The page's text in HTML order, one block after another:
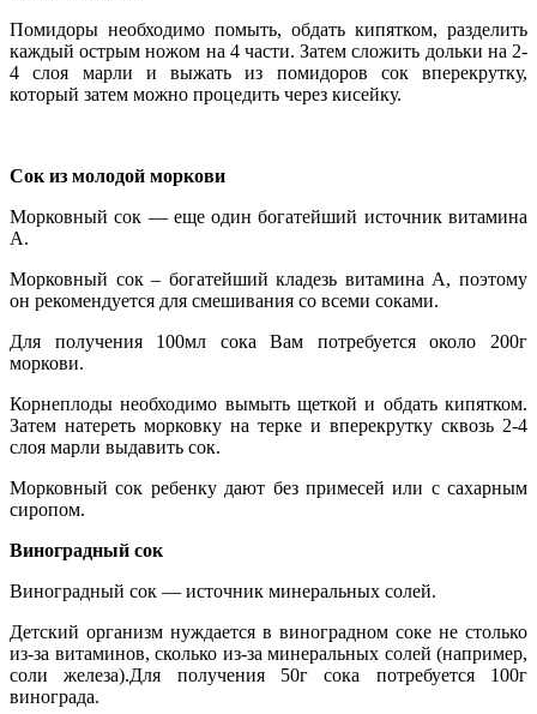
Помидоры необходимо помыть, обдать кипятком, разделить
каждый острым ножом на 4 части. Затем сложить дольки на 2-
4 слоя марли и выжать из помидоров сок вперекрутку,
который затем можно процедить через кисейку.
Сок из молодой моркови
Морковный сок — еще один богатейший источник витамина
А.
Морковный сок – богатейший кладезь витамина А, поэтому
он рекомендуется для смешивания со всеми соками.
Для получения 100мл сока Вам потребуется около 200г
моркови.
Корнеплоды необходимо вымыть щеткой и обдать кипятком.
Затем натереть морковку на терке и вперекрутку сквозь 2-4
слоя марли выдавить сок.
Морковный сок ребенку дают без примесей или с сахарным
сиропом.
Виноградный сок
Виноградный сок — источник минеральных солей.
Детский организм нуждается в виноградном соке не столько
из-за витаминов, сколько из-за минеральных солей (например,
соли железа).Для получения 50г сока потребуется 100г
винограда.